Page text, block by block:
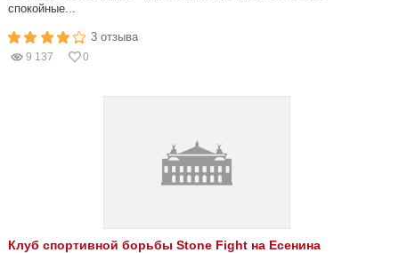
спокойные...
3 отзыва
9 137 0
Клуб спортивной борьбы Stone Fight на Есенина